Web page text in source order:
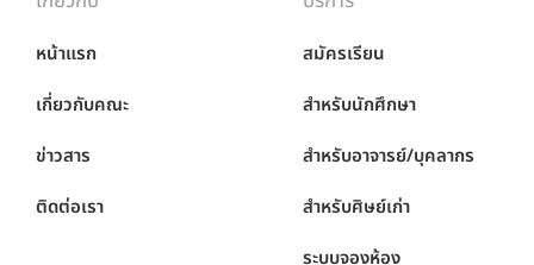
หน้าแรก
เกี่ยวกับคณะ
ข่าวสาร
ติดต่อเรา
สมัครเรียน
สำหรับนักศึกษา
สำหรับอาจารย์/บุคลากร
สำหรับศิษย์เก่า
ระบบจองห้อง